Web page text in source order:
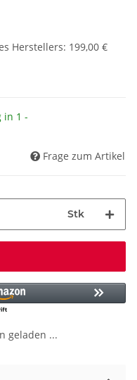
Herstellers: 199,00 €
in 1 -
Frage zum Artikel
Stk
geladen ...